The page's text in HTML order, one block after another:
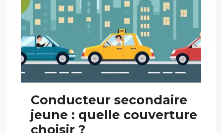
Conducteur secondaire
jeune : quelle couverture
choisir ?